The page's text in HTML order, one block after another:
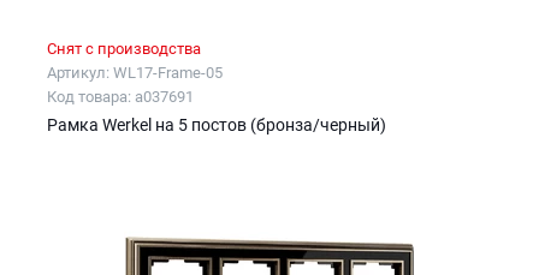
Снят с производства
Артикул: WL17-Frame-05
Код товара: a037691
Рамка Werkel на 5 постов (бронза/черный)